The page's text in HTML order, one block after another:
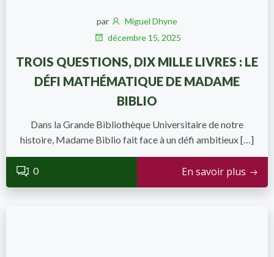
par
Miguel Dhyne
décembre 15, 2025
TROIS QUESTIONS, DIX MILLE LIVRES : LE
DÉFI MATHÉMATIQUE DE MADAME
BIBLIO
Dans la Grande Bibliothèque Universitaire de notre
histoire, Madame Biblio fait face à un défi ambitieux […]
0 En savoir plus